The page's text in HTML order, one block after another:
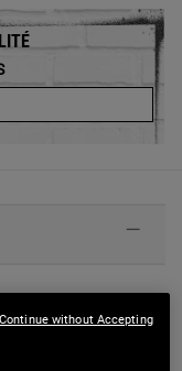
de
Continue without Accepting